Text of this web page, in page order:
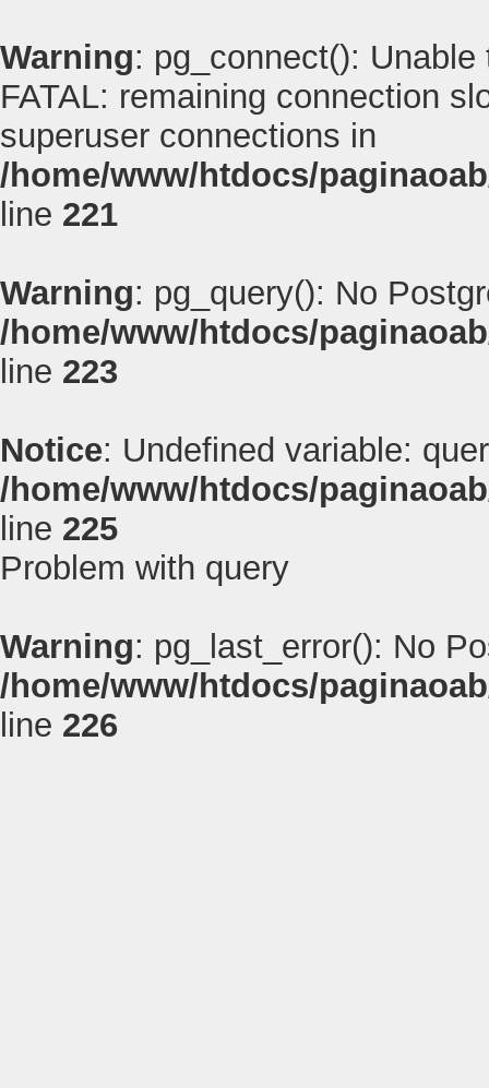
Warning: pg_connect():
FATAL: remaining connection
superuser connections in
/home/www/htdocs/
line 221
Warning: pg_query(): No
/home/www/htdocs/
line 223
Notice: Undefined variable:
/home/www/htdocs/
line 225
Problem with query
Warning: pg_last_error(): No
/home/www/htdocs/
line 226